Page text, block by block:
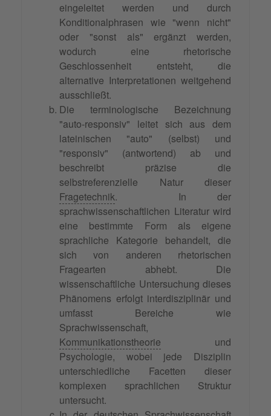
eingeleitet werden und durch
Konditionalphrasen wie "wenn nicht"
oder "sonst als" ergänzt werden,
wodurch eine rhetorische
Geschlossenheit entsteht, die
alternative Interpretationen weitgehend
ausschließt.
Die terminologische Bezeichnung
"auto-responsiv" leitet sich aus dem
lateinischen "auto" (selbst) und
"responsiv" (antwortend) ab und
beschreibt präzise die
selbstreferenzielle Natur dieser
Fragetechnik. In der
sprachwissenschaftlichen Literatur wird
eine bestimmte Form als eigene
sprachliche Kategorie behandelt, die
sich von anderen rhetorischen
Fragearten abhebt. Die
wissenschaftliche Untersuchung dieses
Phänomens erfolgt interdisziplinär und
umfasst Bereiche wie
Sprachwissenschaft,
Kommunikationstheorie und
Psychologie, wobei jede Disziplin
unterschiedliche Facetten dieser
komplexen sprachlichen Struktur
untersucht.